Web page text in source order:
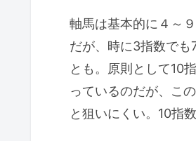
軸馬は基本的に４～
だが、時に3指数でも
とも。原則として10
っているのだが、こ
と狙いにくい。10指